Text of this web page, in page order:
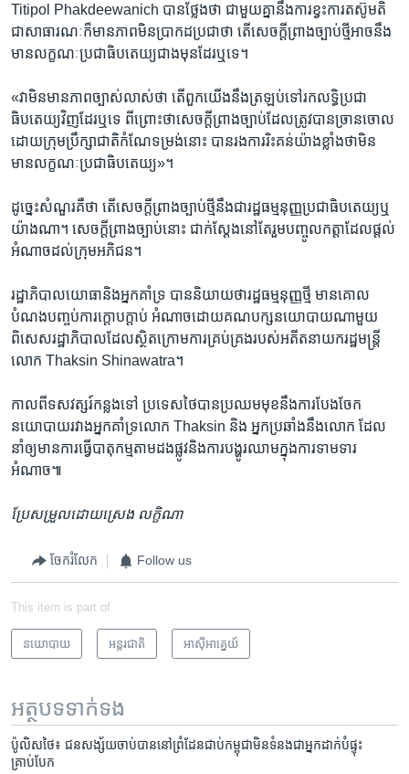
Titipol Phakdeewanich ​បាន​ថ្លែង​ថា​ ជាមួយ​គ្នា​នឹង​ការ​ខ្វះ​ការ​តស៊ូ​មតិ​
ជា​សាធារណៈ​ក៏​មានភាព​មិន​ប្រាកដ​ប្រជា​ថា​ តើ​សេចក្ដី​ព្រាង​ច្បាប់​ថ្មី​អាច​នឹង​
មាន​លក្ខណៈ​ប្រជាធិបតេយ្យ​ជាង​មុន​ដែរ​ឬ​ទេ។
«វា​មិន​មាន​ភាព​ច្បាស់​លាស់​ថា​ តើ​ពួក​យើង​នឹង​ត្រឡប់​ទៅ​រក​លទ្ធិ​ប្រជា
ធិបតេយ្យ​វិញ​ដែរ​ឬ​ទេ​ ពី​ព្រោះ​ថាសេចក្ដី​ព្រាង​ច្បាប់​ដែល​ត្រូវ​បាន​ច្រាន​ចោល​
ដោយ​ក្រុម​ប្រឹក្សា​ជាតិ​កំណែ​ទម្រង់​នោះ​ បាន​រង​ការ​រិះគន់​យ៉ាង​ខ្លាំង​ថា​មិន​
មាន​លក្ខណៈ​ប្រជាធិបតេយ្យ»។​
ដូច្នេះ​សំណួរ​គឺ​ថា​ តើ​សេចក្ដី​ព្រាង​ច្បាប់​ថ្មី​នឹងជា​រដ្ឋ​ធម្មនុញ្ញ​ប្រជាធិបតេយ្យ​ឬ​
យ៉ាង​ណា។​ សេចក្ដីព្រាង​ច្បាប់​នោះ​ ជាក់​ស្ដែង​នៅ​តែរួម​បញ្ចូល​កត្តា​ដែល​ផ្ដល់​
អំណាច​ដល់​ក្រុម​អភិជន។
រដ្ឋាភិបាល​យោធា​និង​អ្នក​គាំទ្រ​ បាន​និយាយ​ថា​រដ្ឋធម្មនុញ្ញ​ថ្មី​ មាន​គោល​
បំណងបញ្ចប់​ការ​ក្ដោប​ក្ដាប់​ អំណាច​ដោយ​គណបក្ស​នយោបាយ​ណា​មួយ​
ពិសេស​រដ្ឋាភិបាល​ដែល​ស្ថិត​ក្រោម​ការ​គ្រប់​គ្រង​របស់​អតីត​នាយក​រដ្ឋ​មន្ត្រី​
លោក​ Thaksin Shinawatra។
កាលពី​ទសវត្សរ៍​កន្លង​ទៅ​ ប្រទេស​ថៃ​បាន​ប្រឈម​មុខ​នឹង​ការ​បែង​ចែក​
នយោបាយ​រវាង​អ្នក​គាំទ្រ​លោក​ Thaksin ​និង​ អ្នក​ប្រឆាំង​នឹង​លោក​ ដែល​
នាំ​ឲ្យ​មាន​ការ​ធ្វើ​បាតុកម្ម​តាម​ដង​ផ្លូវ​និង​ការ​បង្ហូរ​ឈាម​ក្នុង​ការ​ទាមទារ​
អំណាច៕​
ប្រែ​សម្រួល​ដោយ​ស្រេង​ លក្ខិណា
ចែករំលែក Follow us
This item is part of
នយោបាយ អន្តរជាតិ អាស៊ី​អាគ្នេយ៍
អត្ថបទ​ទាក់ទង
ប៉ូលិស​ថៃ៖ ជន​សង្ស័យ​ចាប់​បាន​នៅ​ព្រំដែន​ជាប់​កម្ពុជា​មិន​ទំនង​ជា​អ្នក​ដាក់​បំផ្ទុះ
គ្រាប់បែក